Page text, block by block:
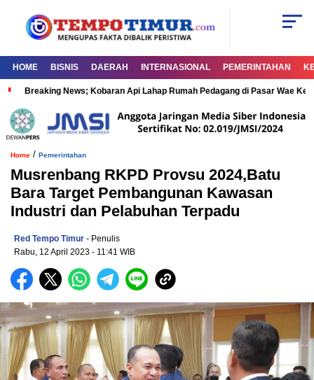
HOME BISNIS DAERAH INTERNASIONAL PEMERINTAHAN
Breaking News; Kobaran Api Lahap Rumah Pedagang di Pasar Wae
Home / Pemerintahan
Musrenbang RKPD Provsu 2024,Batu
Bara Target Pembangunan Kawasan
Industri dan Pelabuhan Terpadu
Red Tempo Timur - Penulis
Rabu, 12 April 2023 - 11:41 WIB